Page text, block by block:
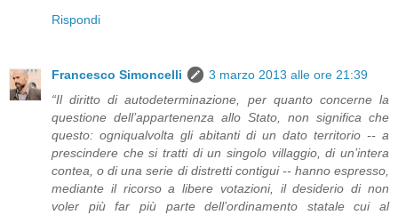
Rispondi
Francesco Simoncelli
3 marzo 2013 alle ore 21:39
“Il diritto di autodeterminazione, per quanto concerne la
questione dell’appartenenza allo Stato, non significa che
questo: ogniqualvolta gli abitanti di un dato territorio -- a
prescindere che si tratti di un singolo villaggio, di un’intera
contea, o di una serie di distretti contigui -- hanno espresso,
mediante il ricorso a libere votazioni, il desiderio di non
voler più far più parte dell’ordinamento statale cui al